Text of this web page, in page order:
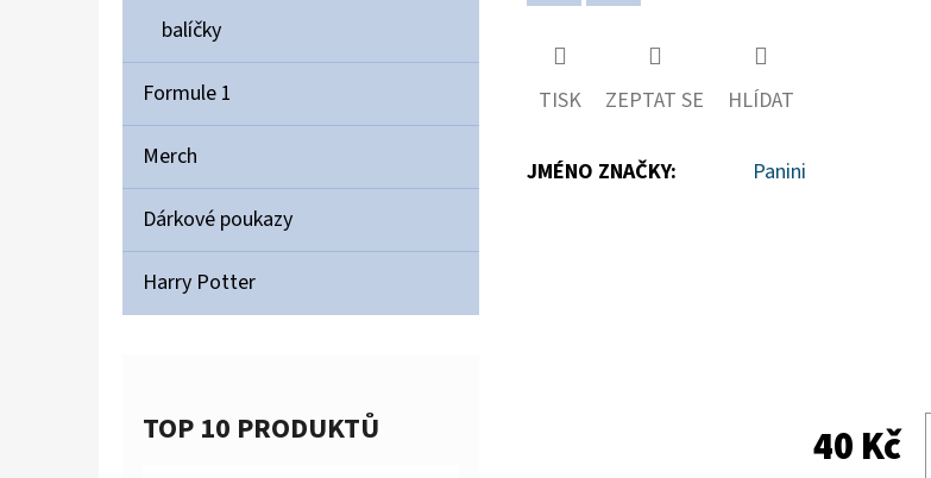
balíčky
Formule 1
Merch
Dárkové poukazy
Harry Potter
TOP 10 PRODUKTŮ
TISK ZEPTAT SE HLÍDAT
JMÉNO ZNAČKY: Panini
40 Kč